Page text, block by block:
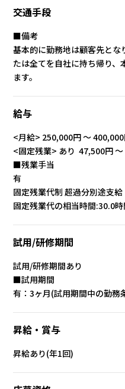
交通手段
■備考
基本的に勤務地は顧客先と
たは全てを自社に持ち帰り、
ます。
給与
<月給> 250,000円 〜
<固定残業> あり 47,500円
■残業手当
有
固定残業代制 超過分別途支給
固定残業代の相当時間:30.0
試用/研修期間
試用/研修期間あり
■試用期間
有：3ヶ月(試用期間中の勤務
昇給・賞与
昇給あり(年1回)